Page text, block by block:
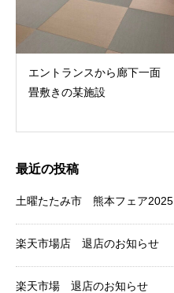
エントランスから廊下一面
畳敷きの某施設
最近の投稿
土曜たたみ市 熊本フェア2025
楽天市場店 退店のお知らせ
楽天市場 退店のお知らせ